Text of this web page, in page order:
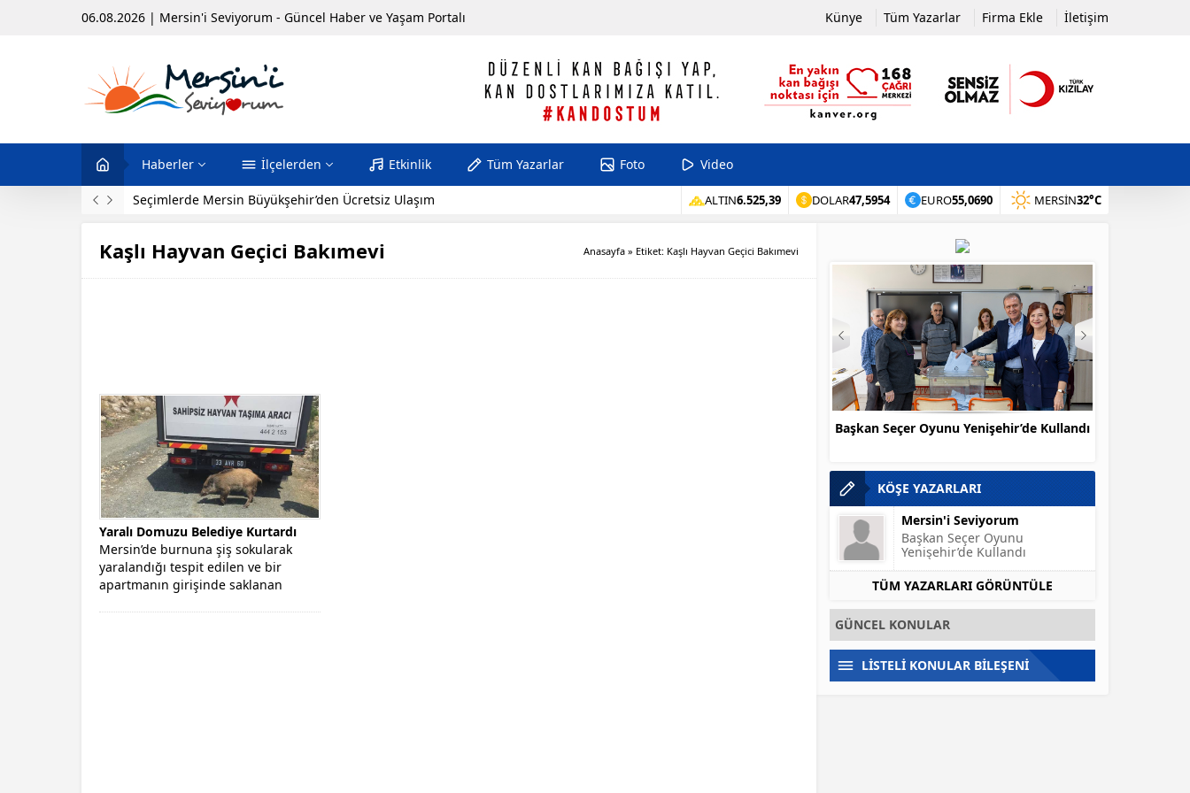
06.08.2026 | Mersin'i Seviyorum - Güncel Haber ve Yaşam Portalı Künye Tüm Yazarlar Firma Ekle İletişim
Haberler İlçelerden Etkinlik Tüm Yazarlar Foto Video
Gülnar – Köseçobanlı Arasında Yeni Otobüs Hattı ALTIN6.525,39 DOLAR47,5954 EURO55,0690 MERSIN32°C
Kaşlı Hayvan Geçici Bakımevi Anasayfa » Etiket: Kaşlı Hayvan Geçici Bakımevi
Yaralı Domuzu Belediye Kurtardı
Mersin’de burnuna şiş sokularak
yaralandığı tespit edilen ve bir
apartmanın girişinde saklanan
Başkan Seçer Oyunu Yenişehir’de Kullandı
KÖŞE YAZARLARI
Mersin'i Seviyorum
Başkan Seçer Oyunu
Yenişehir’de Kullandı
TÜM YAZARLARI GÖRÜNTÜLE
GÜNCEL KONULAR
LİSTELİ KONULAR BİLEŞENİ